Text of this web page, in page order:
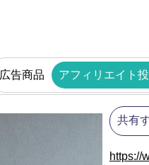
広告商品 アフィリエイト
共有
https://